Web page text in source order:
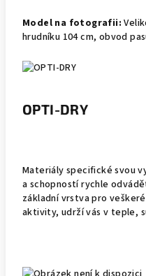
Model na fotografii:
hrudníku 104 cm, obvod
OPTI-DRY
Materiály specifické svou
a schopností rychle
základní vrstva pro
aktivity, udrží vás v teple,